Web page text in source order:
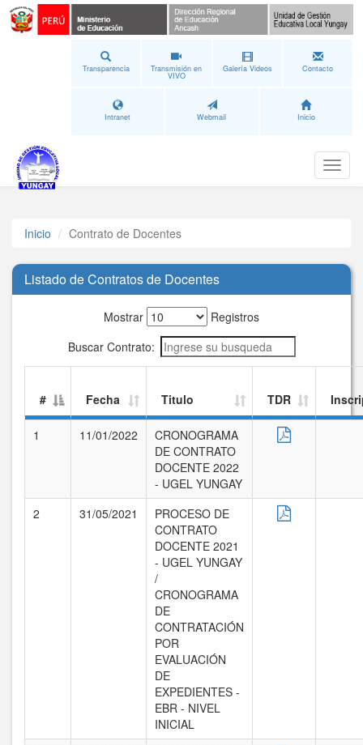
Transparencia Transmisión en
VIVO
Galería Videos Contacto
Intranet Webmail Inicio
Inicio Contrato de Docentes
Listado de Contratos de Docentes
Mostrar
Registros
Buscar Contrato:
# Fecha Titulo TDR
1 11/01/2022
CRONOGRAMA
DE CONTRATO
DOCENTE 2022
- UGEL YUNGAY
2
31/05/2021
PROCESO DE
CONTRATO
DOCENTE 2021
- UGEL YUNGAY
/
CRONOGRAMA
DE
CONTRATACIÓN
POR
EVALUACIÓN
DE
EXPEDIENTES -
EBR - NIVEL
INICIAL